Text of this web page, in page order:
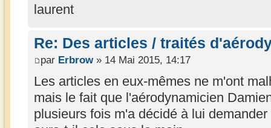
laurent
Re: Des articles / traités
par Erbrow» 14 Mai 2015, 14:17
Les articles en eux-mêmes ne m'ont
mais le fait que l'aérodynamicien
plusieurs fois m'a décidé à lui